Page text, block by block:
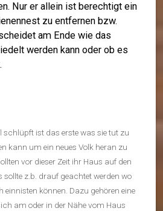
Nur er allein ist berechtigt ein
zu entfernen bzw.
am Ende wie das
werden kann oder ob es
schlüpft ist das erste was sie tut zu
kann um ein neues Volk heran zu
vor dieser Zeit ihr Haus auf den
z.b. drauf geachtet werden wo
einnisten können. Dazu gehören eine
am oder in der Nähe vom Haus